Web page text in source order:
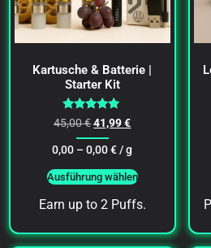
Kartusche & Batterie |
Starter Kit
Bewertet
mit
5.00
von 5
45,00€41,99€
0,00 –0,00€/ g
Ausführung wählen
Earn up to 2 Puffs.